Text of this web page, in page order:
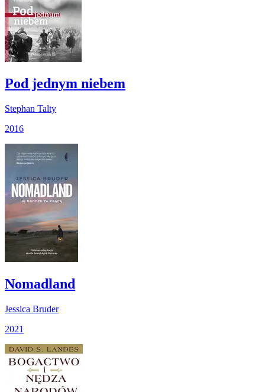
Pod jednym niebem
Stephan Talty
2016
Nomadland
Jessica Bruder
2021